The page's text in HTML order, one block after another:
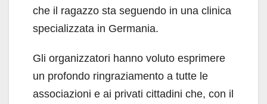
che il ragazzo sta seguendo in una clinica
specializzata in Germania.
Gli organizzatori hanno voluto esprimere
un profondo ringraziamento a tutte le
associazioni e ai privati cittadini che, con il